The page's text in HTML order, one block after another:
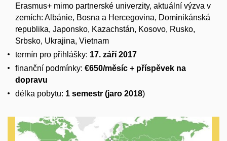
Erasmus+ mimo partnerské univerzity, aktuální výzva v
zemích: Albánie, Bosna a Hercegovina, Dominikánská
republika, Japonsko, Kazachstán, Kosovo, Rusko,
Srbsko, Ukrajina, Vietnam
termín pro přihlášky: 17. září 2017
finanční podmínky: €650/měsíc + příspěvek na
dopravu
délka pobytu: 1 semestr (jaro 2018)